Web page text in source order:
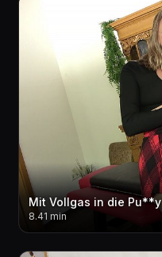
Mit Vollgas in die Pu**y
8.41 min